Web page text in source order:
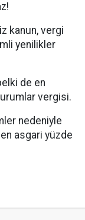
kanun, vergi
yenilikler
de en
vergisi.
nedeniyle
asgari yüzde